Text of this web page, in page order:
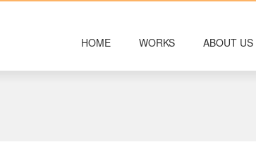
HOME WORKS ABOUT US